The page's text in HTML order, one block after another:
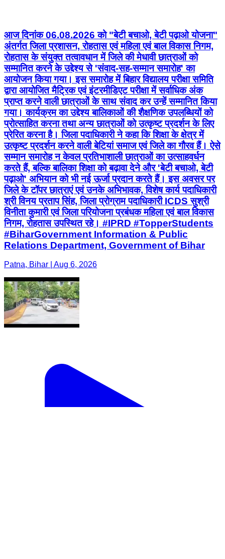
आज दिनांक 06.08.2026 को "बेटी बचाओ, बेटी पढ़ाओ योजना"
अंतर्गत जिला प्रशासन, रोहतास एवं महिला एवं बाल विकास निगम,
रोहतास के संयुक्त तत्वावधान में जिले की मेधावी छात्राओं को
सम्मानित करने के उद्देश्य से 'संवाद-सह-सम्मान समारोह' का
आयोजन किया गया। इस समारोह में बिहार विद्यालय परीक्षा समिति
द्वारा आयोजित मैट्रिक एवं इंटरमीडिएट परीक्षा में सर्वाधिक अंक
प्राप्त करने वाली छात्राओं के साथ संवाद कर उन्हें सम्मानित किया
गया। कार्यक्रम का उद्देश्य बालिकाओं की शैक्षणिक उपलब्धियों को
प्रोत्साहित करना तथा अन्य छात्राओं को उत्कृष्ट प्रदर्शन के लिए
प्रेरित करना है। जिला पदाधिकारी ने कहा कि शिक्षा के क्षेत्र में
उत्कृष्ट प्रदर्शन करने वाली बेटियां समाज एवं जिले का गौरव हैं। ऐसे
सम्मान समारोह न केवल प्रतिभाशाली छात्राओं का उत्साहवर्धन
करते हैं, बल्कि बालिका शिक्षा को बढ़ावा देने और 'बेटी बचाओ, बेटी
पढ़ाओ' अभियान को भी नई ऊर्जा प्रदान करते हैं। इस अवसर पर
जिले के टॉपर छात्राएं एवं उनके अभिभावक, विशेष कार्य पदाधिकारी
श्री विनय प्रताप सिंह, जिला प्रोग्राम पदाधिकारी ICDS सुश्री
विनीता कुमारी एवं जिला परियोजना प्रबंधक महिला एवं बाल विकास
निगम, रोहतास उपस्थित रहे। #IPRD #TopperStudents
#BiharGovernment Information & Public
Relations Department, Government of Bihar
Patna, Bihar | Aug 6, 2026